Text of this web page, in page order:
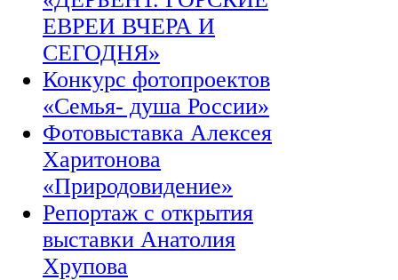
ЕВРЕИ ВЧЕРА И
СЕГОДНЯ»
Конкурс фотопроектов
«Семья- душа России»
Фотовыставка Алексея
Харитонова
«Природовидение»
Репортаж с открытия
выставки Анатолия
Хрупова